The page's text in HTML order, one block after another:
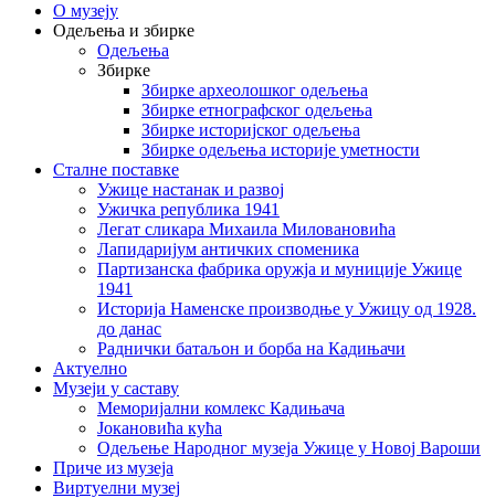
О музеју
Одељења и збирке
Одељења
Збирке
Збирке археолошког одељења
Збирке етнографског одељења
Збирке историјског одељења
Збирке одељења историје уметности
Сталне поставке
Ужице настанак и развој
Ужичка република 1941
Легат сликара Михаила Миловановића
Лапидаријум античких споменика
Партизанска фабрика оружја и муниције Ужице
1941
Историја Наменске производње у Ужицу од 1928.
до данас
Раднички батаљон и борба на Кадињачи
Актуелно
Музеји у саставу
Меморијални комлекс Кадињача
Јокановића кућа
Oдељење Народног музеја Ужице у Новој Вароши
Приче из музеја
Виртуелни музеј